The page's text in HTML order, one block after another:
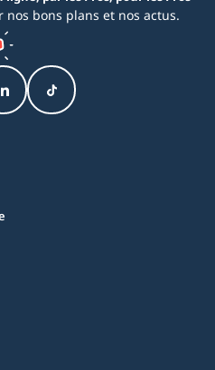
bons plans et nos actus.